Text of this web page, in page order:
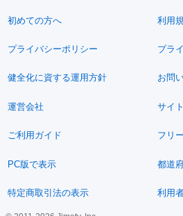
初めての方へ 利用
プライバシーポリシー プラ
健全化に資する運用方針 お問
運営会社 サイ
ご利用ガイド フリ
PC版で表示 都道
特定商取引法の表示 利用